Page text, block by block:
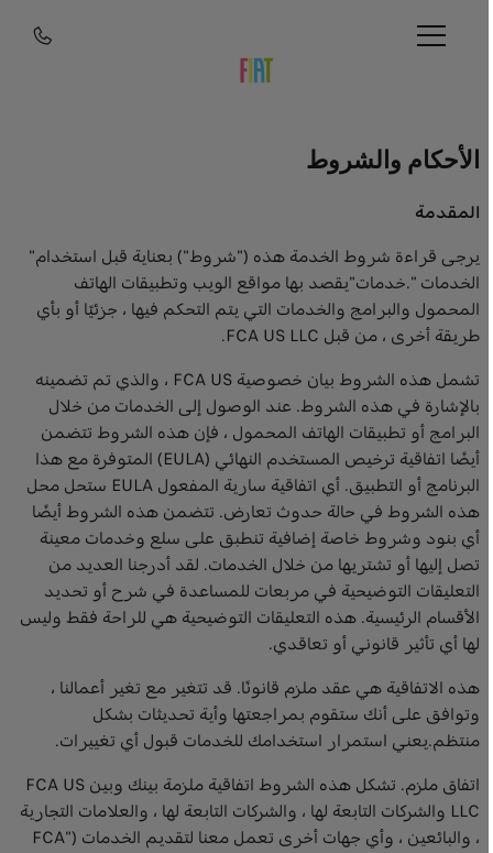
الأحكام والشروط
المقدمة
يرجى قراءة شروط الخدمة هذه ("شروط") بعناية قبل استخدام"
الخدمات ".خدمات"يقصد بها مواقع الويب وتطبيقات الهاتف
المحمول والبرامج والخدمات التي يتم التحكم فيها ، جزئيًا أو بأي
طريقة أخرى ، من قبل FCA US LLC.
تشمل هذه الشروط بيان خصوصية FCA US ، والذي تم تضمينه
بالإشارة في هذه الشروط. عند الوصول إلى الخدمات من خلال
البرامج أو تطبيقات الهاتف المحمول ، فإن هذه الشروط تتضمن
أيضًا اتفاقية ترخيص المستخدم النهائي (EULA) المتوفرة مع هذا
البرنامج أو التطبيق. أي اتفاقية سارية المفعول EULA ستحل محل
هذه الشروط في حالة حدوث تعارض. تتضمن هذه الشروط أيضًا
أي بنود وشروط خاصة إضافية تنطبق على سلع وخدمات معينة
تصل إليها أو تشتريها من خلال الخدمات. لقد أدرجنا العديد من
التعليقات التوضيحية في مربعات للمساعدة في شرح أو تحديد
الأقسام الرئيسية. هذه التعليقات التوضيحية هي للراحة فقط وليس
لها أي تأثير قانوني أو تعاقدي.
هذه الاتفاقية هي عقد ملزم قانونًا. قد تتغير مع تغير أعمالنا ،
وتوافق على أنك ستقوم بمراجعتها وأية تحديثات بشكل
منتظم.يعني استمرار استخدامك للخدمات قبول أي تغييرات.
اتفاق ملزم. تشكل هذه الشروط اتفاقية ملزمة بينك وبين FCA US
LLC والشركات التابعة لها ، والشركات التابعة لها ، والعلامات التجارية
، والبائعين ، وأي جهات أخرى تعمل معنا لتقديم الخدمات ("FCA